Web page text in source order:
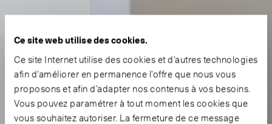
Ce site web utilise des cookies.
Ce site Internet utilise des cookies et d’autres technologies
afin d’améliorer en permanence l’offre que nous vous
proposons et afin d’adapter nos contenus à vos besoins.
Vous pouvez paramétrer à tout moment les cookies que
vous souhaitez autoriser. La fermeture de ce message